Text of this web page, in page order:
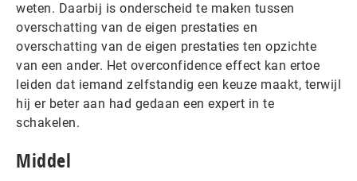
weten. Daarbij is onderscheid te maken tussen
overschatting van de eigen prestaties en
overschatting van de eigen prestaties ten opzichte
van een ander. Het overconfidence effect kan ertoe
leiden dat iemand zelfstandig een keuze maakt, terwijl
hij er beter aan had gedaan een expert in te
schakelen.
Middel